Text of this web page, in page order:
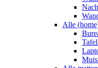
Alle